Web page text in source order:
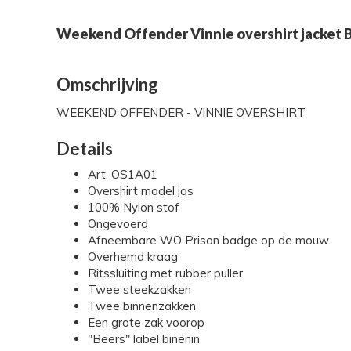
Weekend Offender Vinnie overshirt jacket
Omschrijving
WEEKEND OFFENDER - VINNIE OVERSHIRT
Details
Art. OS1A01
Overshirt model jas
100% Nylon stof
Ongevoerd
Afneembare WO Prison badge op de mouw
Overhemd kraag
Ritssluiting met rubber puller
Twee steekzakken
Twee binnenzakken
Een grote zak voorop
"Beers" label binenin